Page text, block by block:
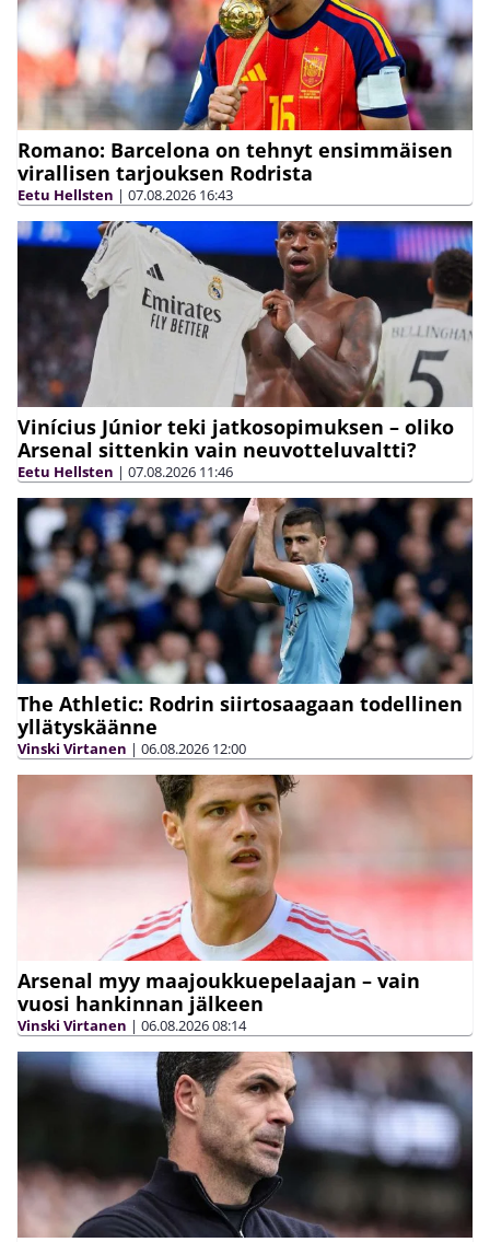
Romano: Barcelona on tehnyt ensimmäisen
virallisen tarjouksen Rodrista
Eetu Hellsten | 07.08.2026 16:43
Vinícius Júnior teki jatkosopimuksen – oliko
Arsenal sittenkin vain neuvotteluvaltti?
Eetu Hellsten | 07.08.2026 11:46
The Athletic: Rodrin siirtosaagaan todellinen
yllätyskäänne
Vinski Virtanen | 06.08.2026 12:00
Arsenal myy maajoukkuepelaajan – vain
vuosi hankinnan jälkeen
Vinski Virtanen | 06.08.202608:14